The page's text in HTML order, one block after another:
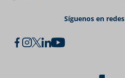
Síguenos en